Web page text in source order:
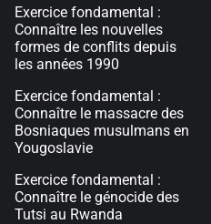
Exercice fondamental :
Connaître les nouvelles
formes de conflits depuis
les années 1990
Exercice fondamental :
Connaître le massacre des
Bosniaques musulmans en
Yougoslavie
Exercice fondamental :
Connaître le génocide des
Tutsi au Rwanda